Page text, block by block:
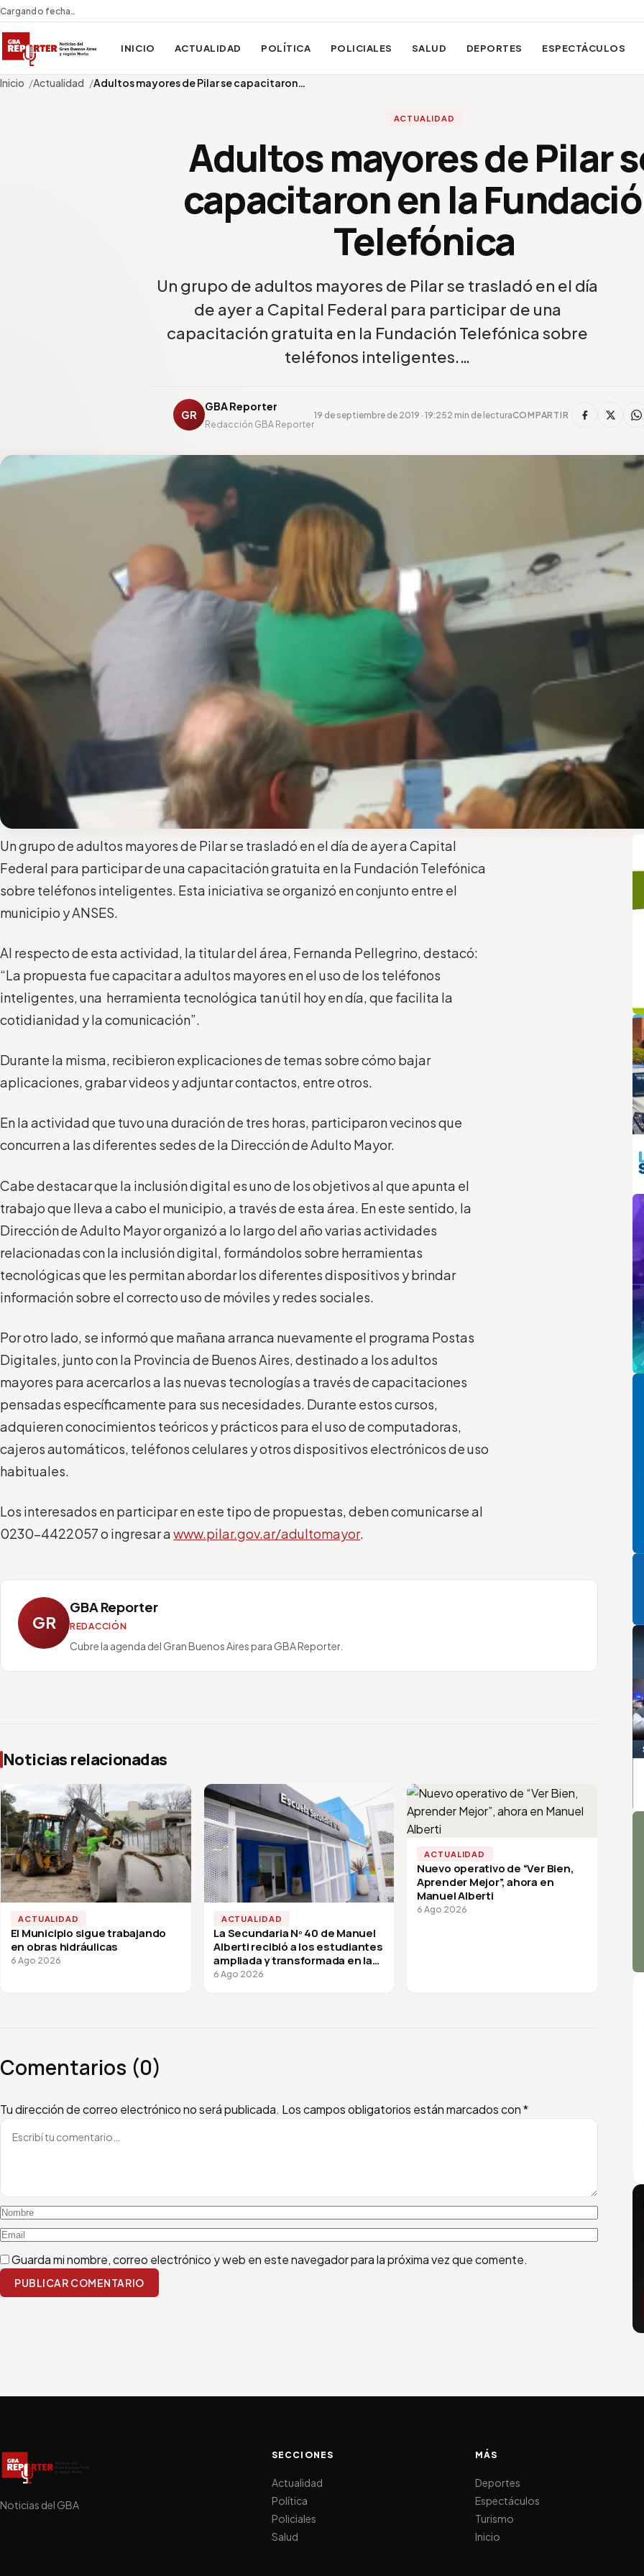
Cargando fecha…
INICIO ACTUALIDAD POLÍTICA POLICIALES SALUD DEPORTES ESPECTÁCULOS
Inicio Actualidad Adultos mayores de Pilar se capacitaron…
ACTUALIDAD
Adultos mayores de Pilar
capacitaron en la
Telefónica
Un grupo de adultos mayores de Pilar se trasladó en el día
de ayer a Capital Federal para participar de una
capacitación gratuita en la Fundación Telefónica sobre
teléfonos inteligentes.…
GR
GBA Reporter
Redacción GBA Reporter
19 de septiembre de 2019 · 19:252 min de lecturaCOMPARTIR
Un grupo de adultos mayores de Pilar se trasladó en el día de ayer a Capital
Federal para participar de una capacitación gratuita en la Fundación Telefónica
sobre teléfonos inteligentes. Esta iniciativa se organizó en conjunto entre el
municipio y ANSES.
Al respecto de esta actividad, la titular del área, Fernanda Pellegrino, destacó:
“La propuesta fue capacitar a adultos mayores en el uso de los teléfonos
inteligentes, una herramienta tecnológica tan útil hoy en día, que facilita la
cotidianidad y la comunicación”.
Durante la misma, recibieron explicaciones de temas sobre cómo bajar
aplicaciones, grabar videos y adjuntar contactos, entre otros.
En la actividad que tuvo una duración de tres horas, participaron vecinos que
concurren a las diferentes sedes de la Dirección de Adulto Mayor.
Cabe destacar que la inclusión digital es uno de los objetivos al que apunta el
trabajo que lleva a cabo el municipio, a través de esta área. En este sentido, la
Dirección de Adulto Mayor organizó a lo largo del año varias actividades
relacionadas con la inclusión digital, formándolos sobre herramientas
tecnológicas que les permitan abordar los diferentes dispositivos y brindar
información sobre el correcto uso de móviles y redes sociales.
Por otro lado, se informó que mañana arranca nuevamente el programa Postas
Digitales, junto con la Provincia de Buenos Aires, destinado a los adultos
mayores para acercarlos a las nuevas tecnologías a través de capacitaciones
pensadas específicamente para sus necesidades. Durante estos cursos,
adquieren conocimientos teóricos y prácticos para el uso de computadoras,
cajeros automáticos, teléfonos celulares y otros dispositivos electrónicos de uso
habituales.
Los interesados en participar en este tipo de propuestas, deben comunicarse al
0230-4422057 o ingresar awww.pilar.gov.ar/adultomayor.
GR
GBA Reporter
REDACCIÓN
Cubre la agenda del Gran Buenos Aires para GBA Reporter.
Noticias relacionadas
ACTUALIDAD
El Municipio sigue trabajando
en obras hidráulicas
6 Ago 2026
ACTUALIDAD
La Secundaria Nº 40 de Manuel
Alberti recibió a los estudiantes
ampliada y transformada en la
vuelta a clases
6 Ago 2026
ACTUALIDAD
Nuevo operativo de “Ver Bien,
Aprender Mejor”, ahora en
Manuel Alberti
6 Ago 2026
Comentarios (0)
Tu dirección de correo electrónico no será publicada. Los campos obligatorios están marcados con*
Escribí tu comentario
Nombre
Email
Guarda mi nombre, correo electrónico y web en este navegador para la próxima vez que comente.
PUBLICAR COMENTARIO
Noticias del GBA
SECCIONES
Actualidad
Política
Policiales
Salud
MÁS
Deportes
Espectáculos
Turismo
Inicio